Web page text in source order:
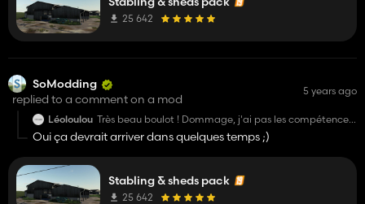
25 642
SoModding
replied to a comment on a mod
5 years ago
Léoloulou Très beau boulot ! Dommage, j'ai pas les compétences
pour les placés sur GE x)
Une mise en jeu est prévu ? (sans devoir les placer par
Oui ça devrait arriver dans quelques temps ;)
Stabling & sheds pack
25 642